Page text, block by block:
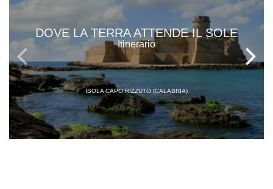
DOVE LA TERRA ATTENDE IL SOLE
Itinerario
ISOLA CAPO RIZZUTO (CALABRIA)